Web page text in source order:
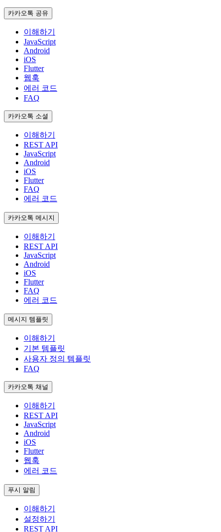
카카오톡 공유
이해하기
JavaScript
Android
iOS
Flutter
웹훅
에러 코드
FAQ
카카오톡 소셜
이해하기
REST API
JavaScript
Android
iOS
Flutter
FAQ
에러 코드
카카오톡 메시지
이해하기
REST API
JavaScript
Android
iOS
Flutter
FAQ
에러 코드
메시지 템플릿
이해하기
기본 템플릿
사용자 정의 템플릿
FAQ
카카오톡 채널
이해하기
REST API
JavaScript
Android
iOS
Flutter
웹훅
에러 코드
푸시 알림
이해하기
설정하기
REST API